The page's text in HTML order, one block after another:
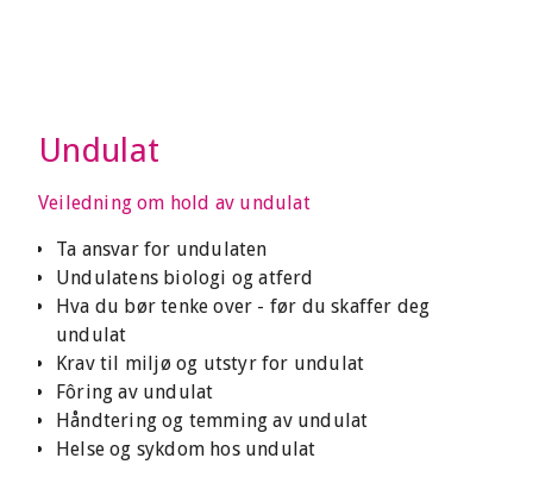
Undulat
Veiledning om hold av undulat
Ta ansvar for undulaten
Undulatens biologi og atferd
Hva du bør tenke over - før du skaffer deg
undulat
Krav til miljø og utstyr for undulat
Fôring av undulat
Håndtering og temming av undulat
Helse og sykdom hos undulat